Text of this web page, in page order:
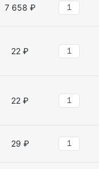
7 658 ₽
22 ₽
22 ₽
29 ₽